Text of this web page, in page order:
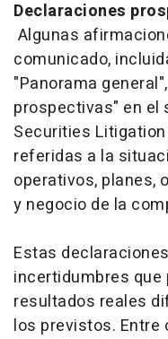
Declaraciones
Algunas
comunicado,
"Panorama
prospectivas" en el
Securities
referidas a la
operativos, planes,
y negocio de la
Estas
incertidumbres que
resultados reales
los previstos.